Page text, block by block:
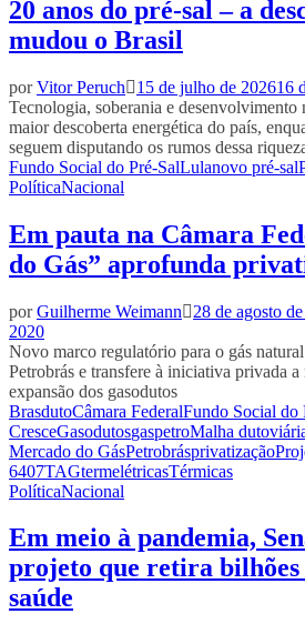
20 anos do pré-sal – a
mudou o Brasil
porVitor Peruch 15 de julho de 202616
Tecnologia, soberania e desenvolvimento
maior descoberta energética do país,
seguem disputando os rumos dessa
Fundo Social do Pré-SalLulanovo pré-sal
PolíticaNacional
Em pauta na Câmara
do Gás” aprofunda
porGuilherme Weimann 28 de agosto
2020
Novo marco regulatório para o gás
Petrobrás e transfere à iniciativa privada a
expansão dos gasodutos
BrasdutoCâmara FederalFundo Social do
CresceGasodutosgaspetroMalha
Mercado do GásPetrobrásprivatização
6407TAGtermelétricasTérmicas
PolíticaNacional
Em meio à pandemia,
projeto que retira bilhões
saúde